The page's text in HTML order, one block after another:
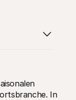
für
In